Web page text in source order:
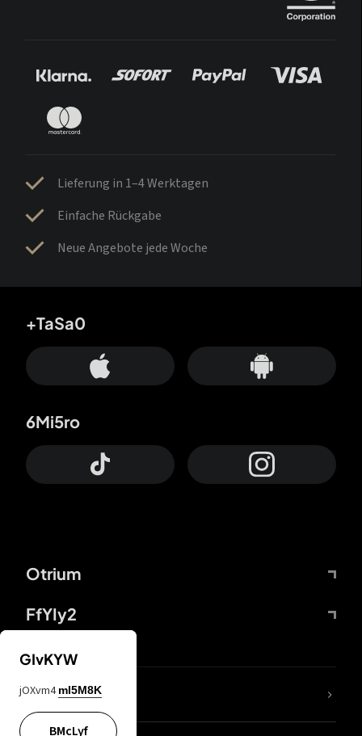
Lieferung in 1–4 Werktagen
Einfache Rückgabe
Neue Angebote jede Woche
Otrium
FfYIy2
+TaSa0
6Mi5ro
DDcvSo
GIvKYW
jOXvm4 mI5M8K
BMcLyf